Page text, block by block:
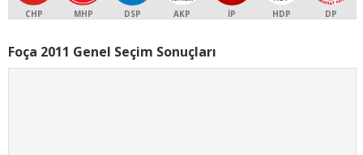
CHP MHP DSP AKP İP HDP DP
Foça 2011 Genel Seçim Sonuçları